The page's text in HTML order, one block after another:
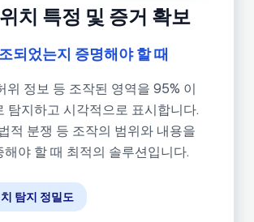
치 특정 및 증거 확보
되었는지 증명해야 할 때
위 정보 등 조작된 영역을 95% 이
탐지하고 시각적으로 표시합니다.
적 분쟁 등 조작의 범위와 내용을
해야 할 때 최적의 솔루션입니다.
탐지 정밀도